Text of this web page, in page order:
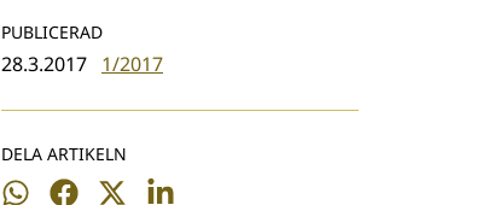
PUBLICERAD
28.3.2017 1/2017
DELA ARTIKELN
Dela
Dela
Dela
Dela